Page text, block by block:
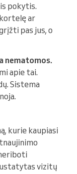
pokytis.
ar
pas jus, o
nematomos.
apie tai.
Sistema
kurie kaupiasi
vizitų